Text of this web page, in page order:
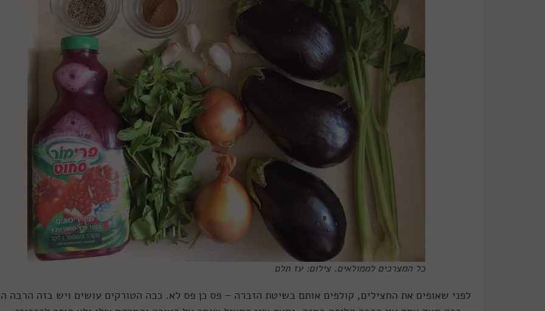
כל המצרכים לממולאים. צילום: עז תלם
לפני שאופים את החצילים, קולפים אותם בשיטת הזברה – פס כן פס לא. ככה הטורקים עושים ויש בזה הרבה